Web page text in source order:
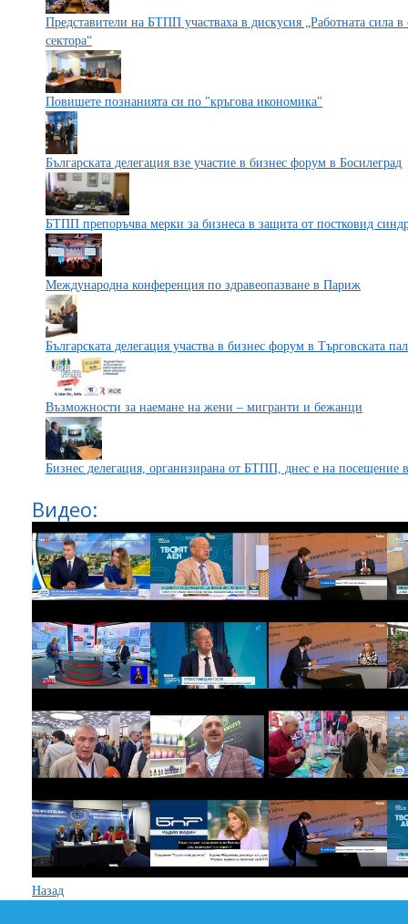
Представители на БТПП участваха в дискусия „Работната сила в
сектора“
Повишете познанията си по "кръгова икономика"
Българската делегация взе участие в бизнес форум в Босилеград
БТПП препоръчва мерки за бизнеса в защита от постковид
Международна конференция по здравеопазване в Париж
Българската делегация участва в бизнес форум в Търговската
Възможности за наемане на жени – мигранти и бежанци
Бизнес делегация, организирана от БТПП, днес е на посещение
Видео:
Назад